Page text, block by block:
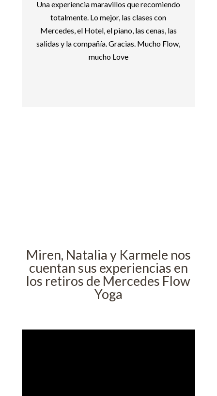
Una experiencia maravillos que recomiendo
totalmente. Lo mejor, las clases con
Mercedes, el Hotel, el piano, las cenas, las
salidas y la compañía. Gracias. Mucho Flow,
mucho Love
Miren, Natalia y Karmele nos
cuentan sus experiencias en
los retiros de Mercedes Flow
Yoga